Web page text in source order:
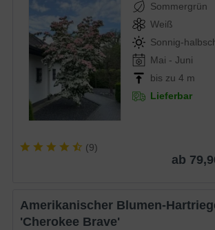
Sommergrün
Weiß
Sonnig-
Mai - Juni
bis zu 4 m
Lieferbar
(9)
ab
Amerikanischer Blumen-Hartriegel
'Cherokee Brave'